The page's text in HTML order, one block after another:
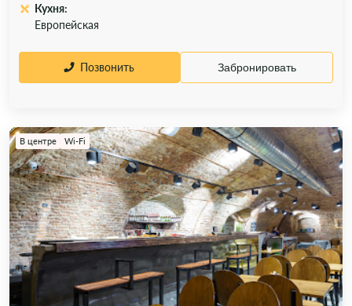
Кухня:
Европейская
Позвонить Забронировать
В центре Wi-Fi